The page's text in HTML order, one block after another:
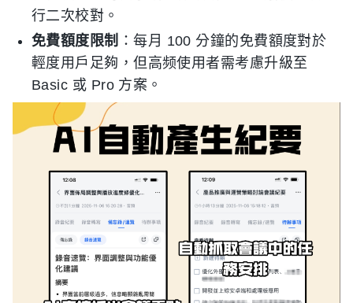
行二次校對。
免費額度限制 ：每月 100 分鐘的免費額度對於
輕度用戶足夠，但高频使用者需考慮升級至
Basic 或 Pro 方案。